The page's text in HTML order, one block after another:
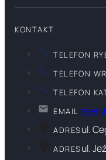
KONTAKT
TELEFON
TELEFON
TELEFON
EMAIL
ADRESul.
ADRESul.